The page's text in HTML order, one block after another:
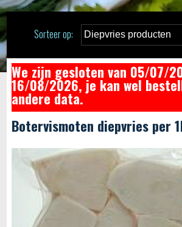
Sorteer op:
We zijn gesloten van 05/07/
16/08/2026, je kan wel
andere data.
Botervismoten diepvries per